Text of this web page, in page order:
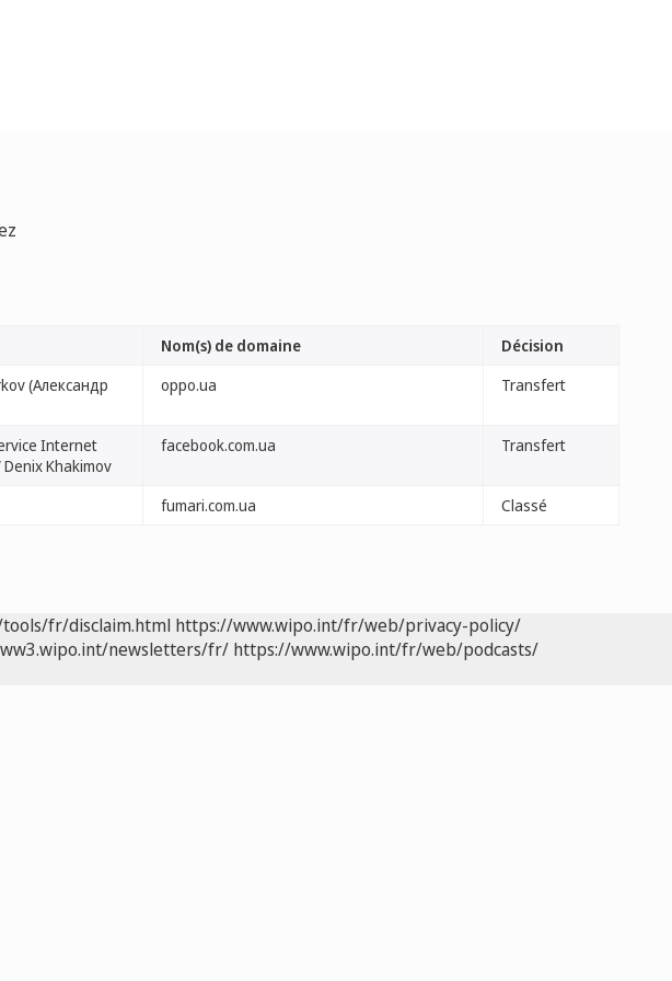
Nom(s) de domaine
Décision
(Александр
oppo.ua Transfert
Internet
Khakimov
facebook.com.ua Transfert
fumari.com.ua Classé
fr/disclaim.html https://www.wipo.int/fr/web/privacy-policy/
newsletters/fr/ https://www.wipo.int/fr/web/podcasts/